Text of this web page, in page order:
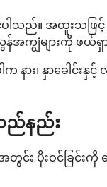
င်ပါသည်။ အထူး
န်အကျွံများကို ဖယ်ရှ
း၊ နှာခေါင်းနှ
ည်နည်း
င်း ပိုးဝင်ခြင်း